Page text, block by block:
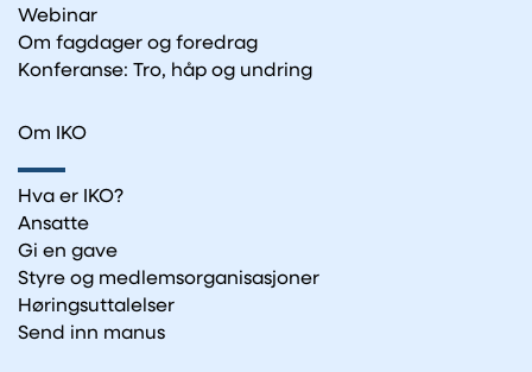
Webinar
Om fagdager og foredrag
Konferanse: Tro, håp og undring
Om IKO
Hva er IKO?
Ansatte
Gi en gave
Styre og medlemsorganisasjoner
Høringsuttalelser
Send inn manus